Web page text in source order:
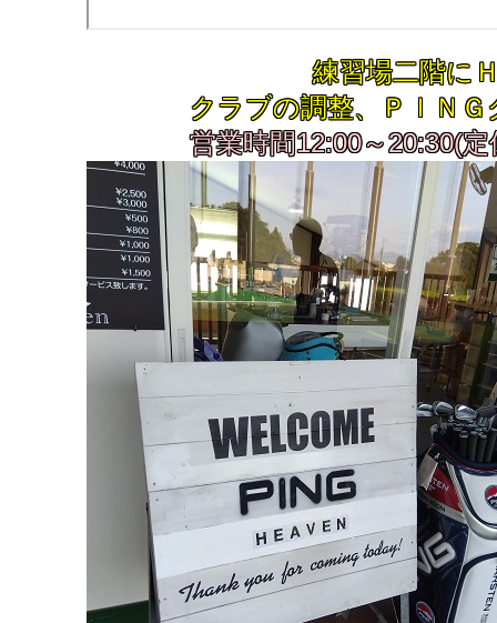
練習場二階に
クラブの調整、ＰＩＮ
営業時間12:00～20:30(